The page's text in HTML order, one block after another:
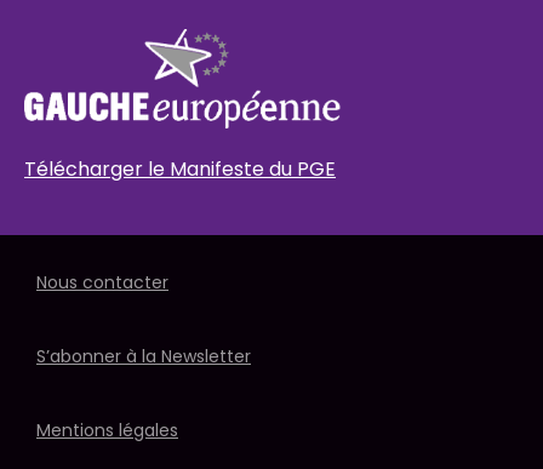
Télécharger le Manifeste du PGE
Nous contacter
S’abonner à la Newsletter
Mentions légales